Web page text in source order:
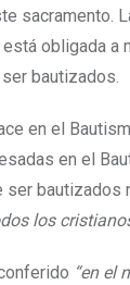
sacramento.
obligada
bautizados.
en el
en el
ser bautizados
los
“en el